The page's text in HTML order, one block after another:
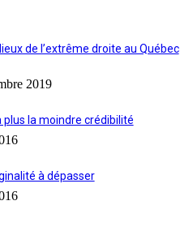
de l’extrême droite au Québec
2019
plus la moindre crédibilité
à dépasser